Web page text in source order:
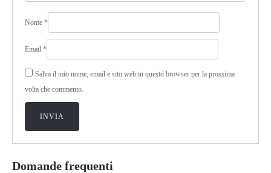
Nome *
Email *
Salva il mio nome, email e sito web in questo browser per la prossima
volta che commento.
Domande frequenti